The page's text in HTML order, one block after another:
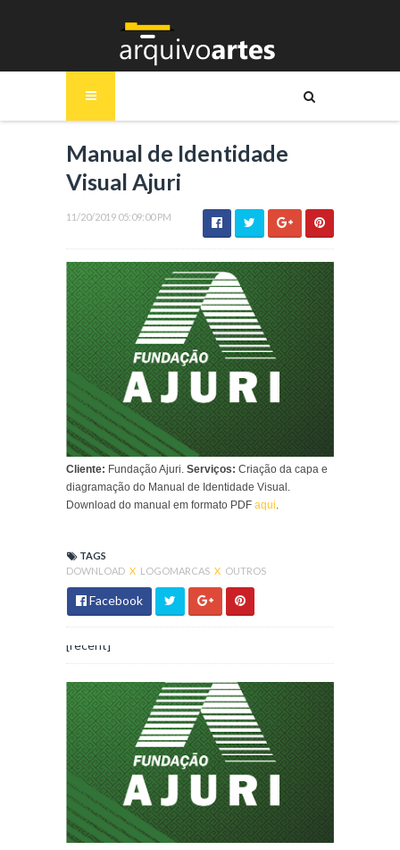
Manual de Identidade
Visual Ajuri
11/20/2019 05:09:00 PM
Cliente: Fundação Ajuri. Serviços: Criação da capa e
diagramação do Manual de Identidade Visual.
Download do manual em formato PDF aqui.
TAGS
DOWNLOAD X LOGOMARCAS X OUTROS
Facebook
[recent]